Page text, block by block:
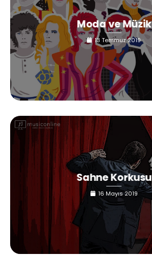
Moda ve Müzik
13 Temmuz 2019
Sahne Korkusu
16 Mayıs 2019